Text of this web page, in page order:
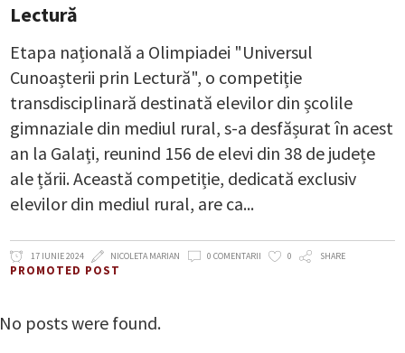
Lectură
Etapa națională a Olimpiadei "Universul
Cunoașterii prin Lectură", o competiție
transdisciplinară destinată elevilor din școlile
gimnaziale din mediul rural, s-a desfășurat în acest
an la Galați, reunind 156 de elevi din 38 de județe
ale țării. Această competiție, dedicată exclusiv
elevilor din mediul rural, are ca
17 IUNIE 2024 NICOLETA MARIAN 0 COMENTARII 0 SHARE
PROMOTED POST
No posts were found.